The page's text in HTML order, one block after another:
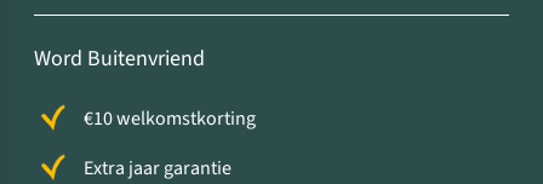
Word Buitenvriend
€10 welkomstkorting
Extra jaar garantie